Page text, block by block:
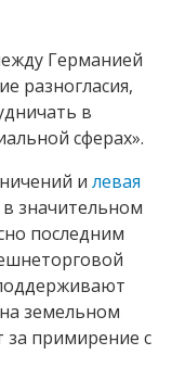
Германией
разногласия,
в
сферах».
и левая
значительном
последним
земельном
за примирение с